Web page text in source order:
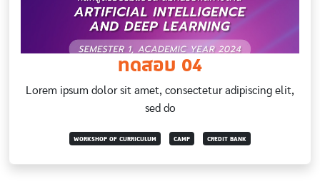
ทดสอบ 04
Lorem ipsum dolor sit amet, consectetur adipiscing elit,
sed do
WORKSHOP OF CURRICULUM CAMP CREDIT BANK